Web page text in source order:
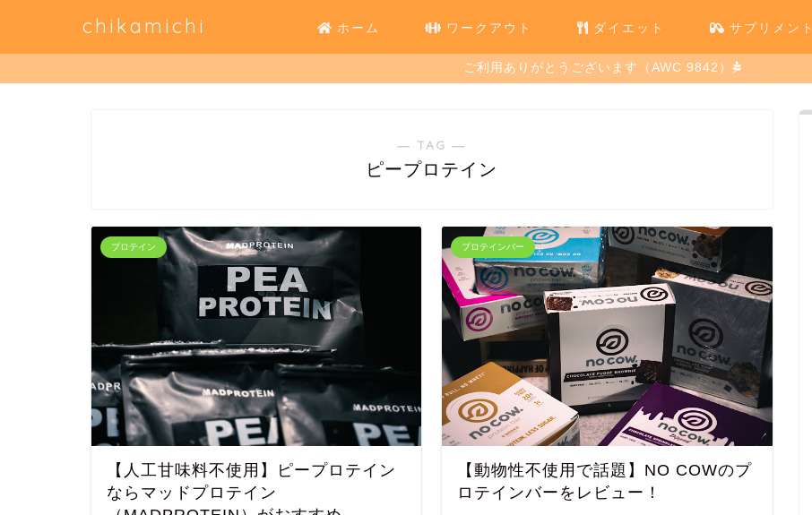
chikamichi ホーム ワークアウト ダイエット サプリメント
ご利用ありがとうございます（AWC 9842）
― TAG ―
ピープロテイン
プロテイン
【人工甘味料不使用】ピープロテイン
ならマッドプロテイン
プロテインバー
【動物性不使用で話題】NO COWのプ
ロテインバーをレビュー！